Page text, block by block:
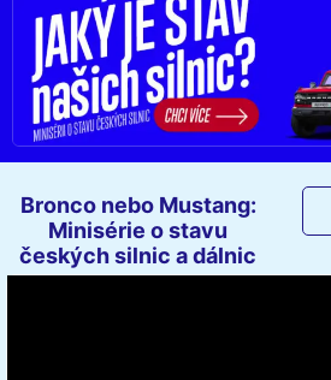
Bronco nebo Mustang:
Minisérie o stavu
českých silnic a dálnic